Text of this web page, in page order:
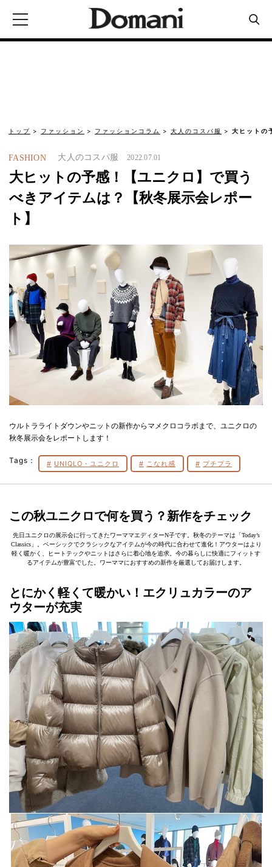
トップ ファッション ファッションコラム 大人のコスパ服 大ヒットの
FASHION 大人のコスパ服 2022.07.01
大ヒットの予感！【ユニクロ】で買う
べきアイテムは？【秋冬展示会レポー
ト】
ウルトラライトダウンやニットの新作からマメクロコラボまで、ユニクロの
秋冬展示会をレポートします！
Tags： UNIQLO・ユニクロ こなれ感 プチプラ
この秋ユニクロで何を買う？新作をチェック
先日ユニクロの展示会に行ってきたワーママエディターN子です。秋冬のテーマは「Today’s
Classics」。ベーシックでクラシックなアイテムが今の時代に合わせて進化！アウターはより
軽く暖かく、ヒートテックやニットはさらに着心地を追求。今の暮らしに快適にフィットす
るアイテムが豊富でした。ワーママにおすすめの新作を厳選してお届けします。
とにかく軽くて暖かい！エクリュカラーのア
ウターが充実